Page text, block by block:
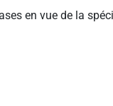
en vue de la